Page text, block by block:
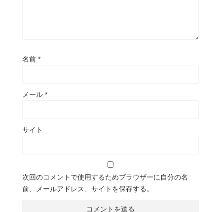
名前 *
メール *
サイト
次回のコメントで使用するためブラウザーに自分の名
前、メールアドレス、サイトを保存する。